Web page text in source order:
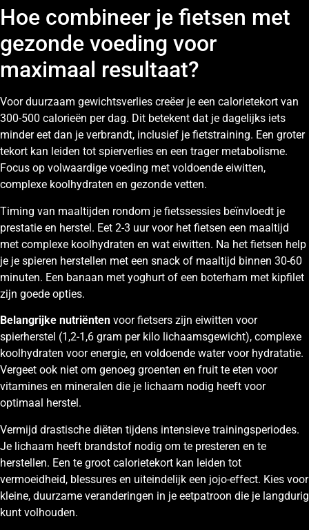
Hoe combineer je fietsen met
gezonde voeding voor
maximaal resultaat?
Voor duurzaam gewichtsverlies creëer je een calorietekort van
300-500 calorieën per dag. Dit betekent dat je dagelijks iets
minder eet dan je verbrandt, inclusief je fietstraining. Een groter
tekort kan leiden tot spierverlies en een trager metabolisme.
Focus op volwaardige voeding met voldoende eiwitten,
complexe koolhydraten en gezonde vetten.
Timing van maaltijden rondom je fietssessies beïnvloedt je
prestatie en herstel. Eet 2-3 uur voor het fietsen een maaltijd
met complexe koolhydraten en wat eiwitten. Na het fietsen help
je je spieren herstellen met een snack of maaltijd binnen 30-60
minuten. Een banaan met yoghurt of een boterham met kipfilet
zijn goede opties.
Belangrijke nutriënten voor fietsers zijn eiwitten voor
spierherstel (1,2-1,6 gram per kilo lichaamsgewicht), complexe
koolhydraten voor energie, en voldoende water voor hydratatie.
Vergeet ook niet om genoeg groenten en fruit te eten voor
vitamines en mineralen die je lichaam nodig heeft voor
optimaal herstel.
Vermijd drastische diëten tijdens intensieve trainingsperiodes.
Je lichaam heeft brandstof nodig om te presteren en te
herstellen. Een te groot calorietekort kan leiden tot
vermoeidheid, blessures en uiteindelijk een jojo-effect. Kies voor
kleine, duurzame veranderingen in je eetpatroon die je langdurig
kunt volhouden.